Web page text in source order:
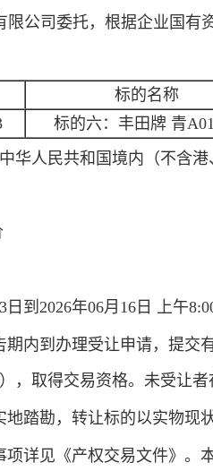
公司委托，根据企业国有
标的名称
标的六：丰田牌 青
中华人民共和国境内（不含
到2026年06月16日 上午
内到办理受让申请，提交
，取得交易资格。未受让
踏勘，转让标的以实物现状
详见《产权交易文件》。